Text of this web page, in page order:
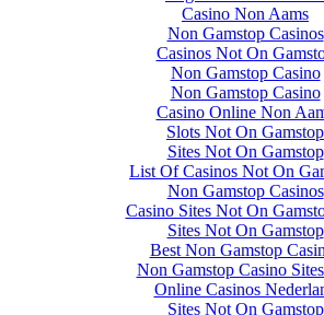
Casino Non Aams
Non Gamstop Casinos
Casinos Not On
Non Gamstop Casino
Non Gamstop Casino
Casino Online Non
Slots Not On Gamstop
Sites Not On Gamstop
List Of Casinos Not On
Non Gamstop Casinos
Casino Sites Not On
Sites Not On Gamstop
Best Non Gamstop
Non Gamstop Casino
Online Casinos
Sites Not On Gamstop